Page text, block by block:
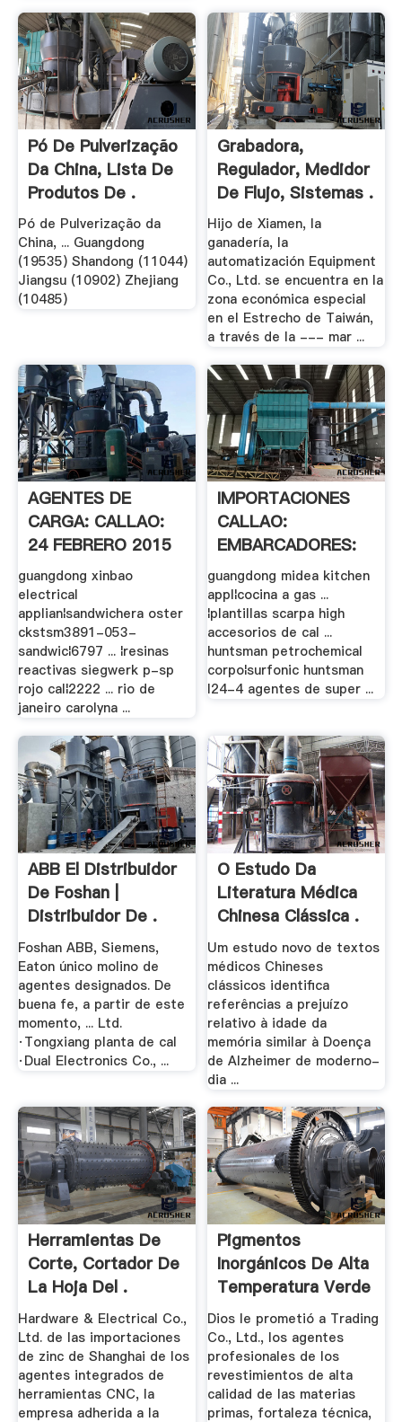
Pó De Pulverização
Da China, Lista De
Produtos De .
Pó de Pulverização da
China, ... Guangdong
(19535) Shandong (11044)
Jiangsu (10902) Zhejiang
(10485)
Grabadora,
Regulador, Medidor
De Flujo, Sistemas .
Hijo de Xiamen, la
ganadería, la
automatización Equipment
Co., Ltd. se encuentra en la
zona económica especial
en el Estrecho de Taiwán,
a través de la --- mar ...
AGENTES DE
CARGA: CALLAO:
24 FEBRERO 2015
guangdong xinbao
electrical
applian¦sandwichera oster
ckstsm3891-053-
sandwic¦6797 ... ¦resinas
reactivas siegwerk p-sp
rojo cal¦2222 ... rio de
janeiro carolyna ...
IMPORTACIONES
CALLAO:
EMBARCADORES:
20 .
guangdong midea kitchen
appl¦cocina a gas ...
¦plantillas scarpa high
accesorios de cal ...
huntsman petrochemical
corpo¦surfonic huntsman
l24-4 agentes de super ...
ABB El Distribuidor
De Foshan |
Distribuidor De .
Foshan ABB, Siemens,
Eaton único molino de
agentes designados. De
buena fe, a partir de este
momento, ... Ltd.
·Tongxiang planta de cal
·Dual Electronics Co., ...
O Estudo Da
Literatura Médica
Chinesa Clássica .
Um estudo novo de textos
médicos Chineses
clássicos identifica
referências a prejuízo
relativo à idade da
memória similar à Doença
de Alzheimer de moderno-
dia ...
Herramientas De
Corte, Cortador De
La Hoja Del .
Hardware & Electrical Co.,
Ltd. de las importaciones
de zinc de Shanghai de los
agentes integrados de
herramientas CNC, la
empresa adherida a la
Pigmentos
Inorgánicos De Alta
Temperatura Verde
.
Dios le prometió a Trading
Co., Ltd., los agentes
profesionales de los
revestimientos de alta
calidad de las materias
primas, fortaleza técnica,